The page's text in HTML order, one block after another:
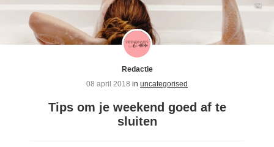
Redactie
08 april 2018 in uncategorised
Tips om je weekend goed af te
sluiten